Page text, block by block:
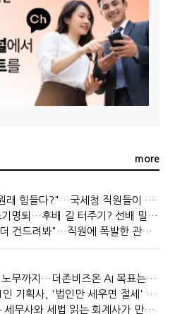
more
"본청은 원래 힘들다?"…국세청 직원들이 떠나는 이유
국세청 조기명퇴…후배 길 터주기? 선배 밀어내기?
"한 번만 더 건드려봐"…직원에 폭발한 관세청장, 왜?
세법에서 노무까지…더존비즈온 AI 목표는 '전문가의 시간'
"연예인 1인 기획사, '법인만 세우면 절세' 시대 끝났다"
사람 읽는 세무사와 세법 읽는 회계사가 만나면?